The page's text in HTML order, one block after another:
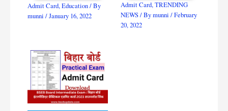
Admit Card,Education/ By
munni/January 16, 2022
Admit Card,TRENDING
NEWS/ Bymunni /February
20, 2022